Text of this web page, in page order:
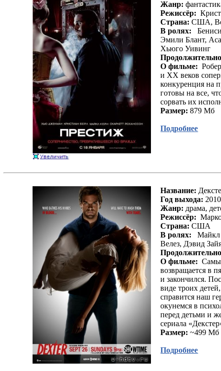
Беовульф / Beowulf
Американская история Х / American History X
Александр / Alexander
Шпионские игры/Spy Game
Пристрели их / Shoot 'Em Up
Расплата / Payback
Знамение / Knowing
Железный человек / Iron Man
Белый плен / Eight Below
Святые из трущоб / The Boondock Saints
Три икса 2: Новый уровень / xXx: The Next Level
Такси 2 / Taxi 2
Неудержимые/Steal
Побег
За линией врага: Колумбия / Behind Enemy
Lines: Colombia
Лара Крофт: Расхитительница гробниц / Lara
Croft: Tomb Raider
Сафари / Safari
Королева Славян / The Pagan Queen
Посланник / The Messenger
Жемчужина Нила / The Jewel of the Nile
Изгой / Cast Away
Кровавый алмаз / Blood Diamond
Вокруг света за 80 дней / Around the World in 80
Игра по-крупному/War, Inc.
Особо опасен / Wanted
Заложница / Taken
Беги без оглядки / Running Scared
Запретная любовь / The Edge of Love
Приговоренные / The Condemned
Барракуда/Barracuda
12 раундов / 12 Rounds
Вальгалла: Сага о викинге / Valhalla Rising
История Странного Подростка / Teenage
Dirtbag
Меткий стрелок / Straight Shooter
Каратель: Территория войны / Punisher: War
Жанр:
Режиссёр:
Страна: США,
В ролях:
Эмили Блант,
Хьюго Уивинг
О фильме:
и XX веков
конкуренция на
готовы на все,
сорвать их
Размер: 879 Мб
Подробнее
Название:
Год выхода: 2010
Жанр: драма,
Режиссёр:
Страна: США
В ролях:
Майкл
Велез, Дэвид
О фильме:
возвращается в
и закончился.
виде троих
справится наш
окунемся в
перед детьми и
сериала
Размер: ~499 Мб
Подробнее